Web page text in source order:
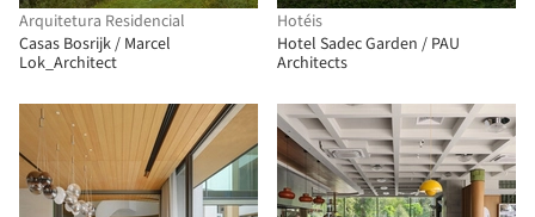
Arquitetura Residencial
Casas Bosrijk / Marcel
Lok_Architect
Hotéis
Hotel Sadec Garden / PAU
Architects